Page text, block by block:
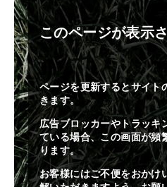
このページが表示
ページを更新するとサイト
きます。
広告ブロッカーやトラッキ
ている場合、この画面が頻
ります。
お客様にはご不便をおかけ